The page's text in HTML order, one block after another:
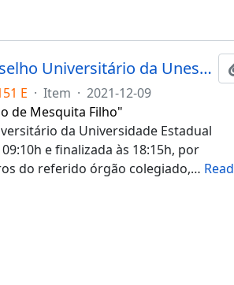
Ata da 151ª sessão extraordinária do Conselho Universitário da Unesp de 09/12/2021
E · Item · 2021-12-09
de Mesquita Filho"
da Universidade Estadual
e finalizada às 18:15h, por
do referido órgão colegiado,… Read